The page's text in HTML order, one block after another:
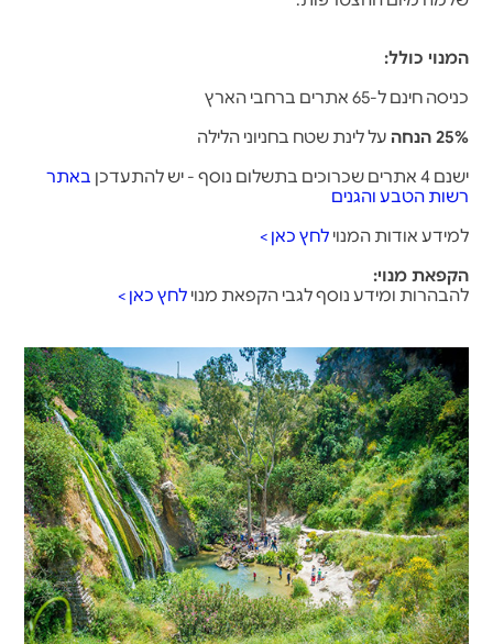
המנוי כולל:
כניסה חינם ל-65 אתרים ברחבי הארץ
25% הנחה
על לינת שטח בחניוני הלילה
ישנם 4 אתרים שכרוכים בתשלום נוסף - יש להתעדכן
באתר
רשות הטבע והגנים
למידע אודות המנוילחץ כאן >
הקפאת מנוי:
להבהרות ומידע נוסף לגבי הקפאת מנוילחץ כאן >